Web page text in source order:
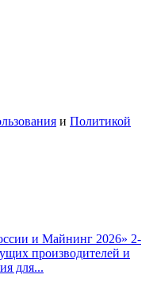
и Политикой
и Майнинг 2026» 2-
производителей и
для...